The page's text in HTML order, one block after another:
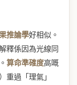
推論學好相似。
釋係因為光線同
算命準確度高嘅
重過「理氣」